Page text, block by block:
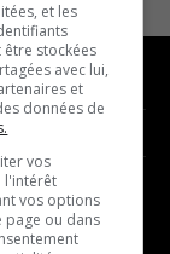
franco
et les
stockées
avec lui,
et
données de
vos
l'intérêt
vos options
page ou dans